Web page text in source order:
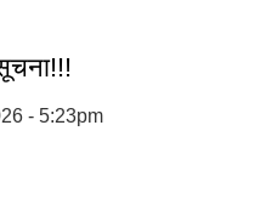
- 5:23pm